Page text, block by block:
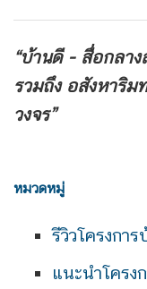
“บ้านดี - สื่อกลา
รวมถึง อสังหาริม
วงจร”
หมวดหมู่
รีวิวโครงกา
แนะนำโครง